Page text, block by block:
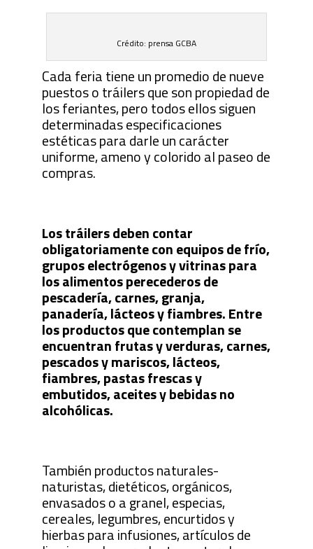
Crédito: prensa GCBA
Cada feria tiene un promedio de nueve
puestos o tráilers que son propiedad de
los feriantes, pero todos ellos siguen
determinadas especificaciones
estéticas para darle un carácter
uniforme, ameno y colorido al paseo de
compras.
Los tráilers deben contar
obligatoriamente con equipos de frío,
grupos electrógenos y vitrinas para
los alimentos perecederos de
pescadería, carnes, granja,
panadería, lácteos y fiambres. Entre
los productos que contemplan se
encuentran frutas y verduras, carnes,
pescados y mariscos, lácteos,
fiambres, pastas frescas y
embutidos, aceites y bebidas no
alcohólicas.
También productos naturales-
naturistas, dietéticos, orgánicos,
envasados o a granel, especias,
cereales, legumbres, encurtidos y
hierbas para infusiones, artículos de